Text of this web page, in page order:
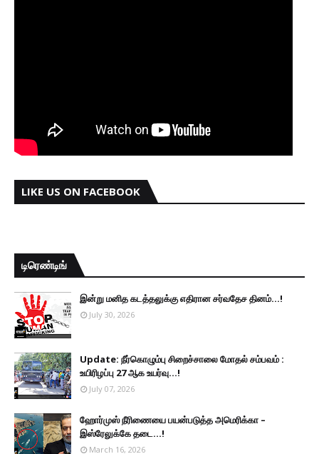
LIKE US ON FACEBOOK
டிரெண்டிங்
இன்று மனித கடத்தலுக்கு எதிரான சர்வதேச தினம்...!
July 30, 2026
Update: நீர்கொழும்பு சிறைச்சாலை மோதல் சம்பவம் :
உயிரிழப்பு 27 ஆக உயர்வு...!
July 07, 2026
ஹோர்முஸ் நீரிணையை பயன்படுத்த அமெரிக்கா –
இஸ்ரேலுக்கே தடை...!
March 16, 2026